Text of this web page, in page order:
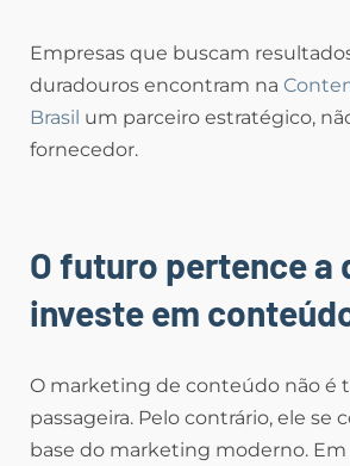
Empresas que buscam
duradouros encontram na
Brasil um parceiro estratégico,
fornecedor.
O futuro pertence a
investe em
O marketing de conteúdo não é
passageira. Pelo contrário, ele se
base do marketing moderno.